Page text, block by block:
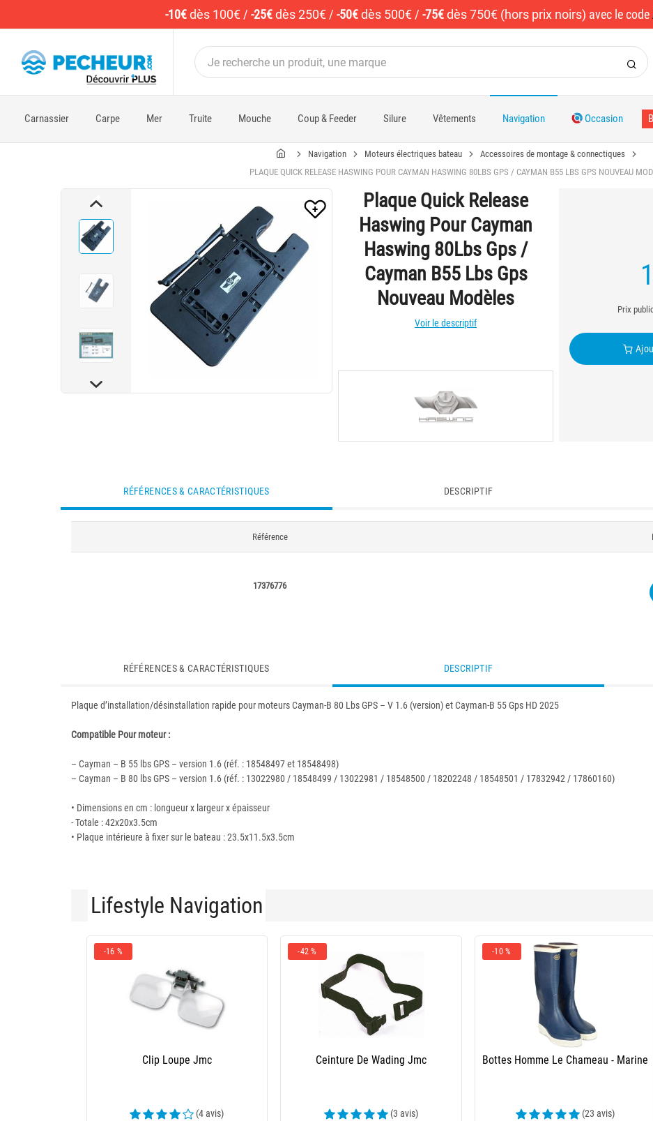
-10€dès 100€ / -25€dès 250€ / -50€dès 500€ / -75€dès 750€ (hors prix noirs) avec le code
Carnassier Carpe Mer Truite Mouche Coup & Feeder Silure Vêtements Navigation Occasion
Navigation Moteurs électriques bateau
Accessoires de montage & connectiques
PLAQUE QUICK RELEASE HASWING POUR CAYMAN HASWING 80LBS GPS / CAYMAN B55 LBS GPS NOUVEAU
Plaque Quick Release
Haswing Pour Cayman
Haswing 80Lbs Gps /
Cayman B55 Lbs Gps
Nouveau Modèles
Voir le descriptif
Prix
RÉFÉRENCES & CARACTÉRISTIQUES DESCRIPTIF
Référence
17376776
RÉFÉRENCES & CARACTÉRISTIQUES DESCRIPTIF
Plaque d’installation/désinstallation rapide pour moteurs Cayman-B 80 Lbs GPS – V 1.6 (version) et Cayman-B 55 Gps HD 2025
Compatible Pour moteur :
– Cayman – B 55 lbs GPS – version 1.6 (réf. : 18548497 et 18548498)
– Cayman – B 80 lbs GPS – version 1.6 (réf. : 13022980 / 18548499 / 13022981 / 18548500 / 18202248 / 18548501 / 17832942 / 17860160)
• Dimensions en cm : longueur x largeur x épaisseur
- Totale : 42x20x3.5cm
• Plaque intérieure à fixer sur le bateau : 23.5x11.5x3.5cm
Lifestyle Navigation
-16 %
Clip Loupe Jmc
(4 avis)
-42 %
Ceinture De Wading Jmc
(3 avis)
-10 %
Bottes Homme Le Chameau - Marine
(23 avis)